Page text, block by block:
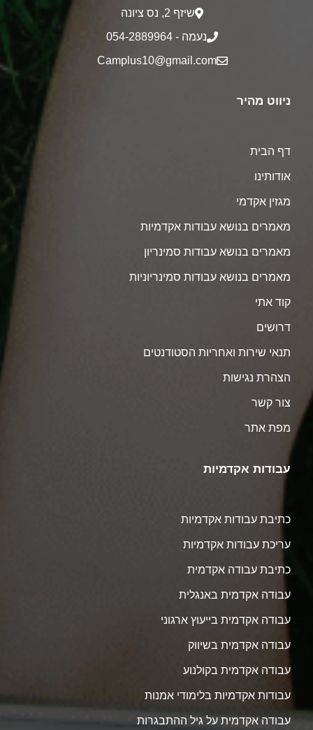
שיזף 2‎, נס ציונה
נעמה - 054-2889964
Camplus10@gmail.com
ניווט מהיר
דף הבית
אודותינו
מגזין אקדמי
מאמרים בנושא עבודות אקדמיות
מאמרים בנושא עבודות סמינריון
מאמרים בנושא עבודות סמינריוניות
קוד אתי
דרושים
תנאי שירות ואחריות הסטודנטים
הצהרת נגישות
צור קשר
מפת אתר
עבודות אקדמיות
כתיבת עבודות אקדמיות
עריכת עבודות אקדמיות
כתיבת עבודה אקדמית
עבודה אקדמית באנגלית
עבודה אקדמית בייעוץ ארגוני
עבודה אקדמית בשיווק
עבודה אקדמית בקולנוע
עבודות אקדמיות בלימודי אמנות
עבודה אקדמית על גיל ההתבגרות